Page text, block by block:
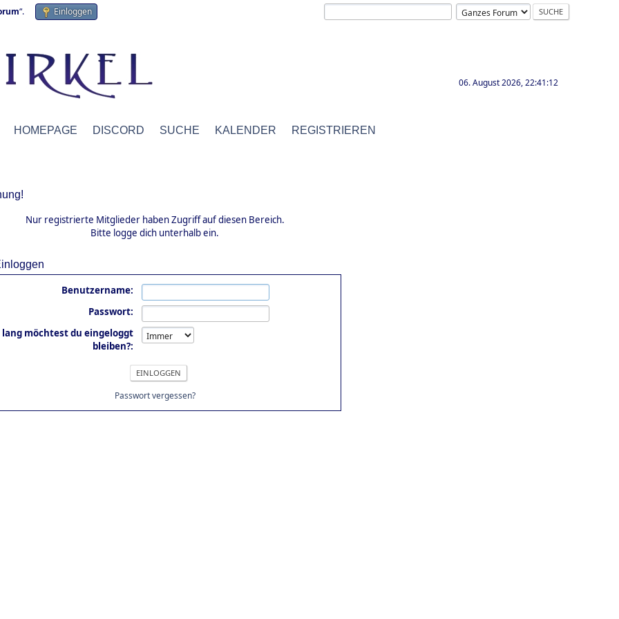
“. Einloggen
06. August 2026, 22:41:12
HOMEPAGE DISCORD SUCHE KALENDER REGISTRIEREN
Nur registrierte Mitglieder haben Zugriff auf diesen Bereich.
Bitte logge dich unterhalb ein.
Benutzername:
Passwort:
lang möchtest du eingeloggt
bleiben?:
Passwort vergessen?